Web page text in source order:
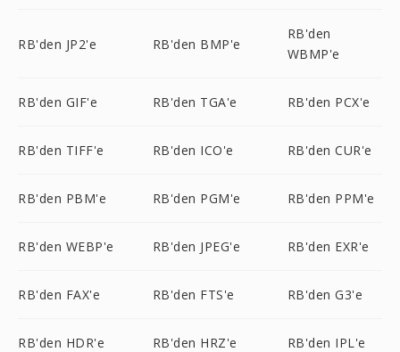
RB'den JP2'e RB'den BMP'e
RB'den
WBMP'e
RB'den GIF'e RB'den TGA'e RB'den PCX'e
RB'den TIFF'e RB'den ICO'e RB'den CUR'e
RB'den PBM'e RB'den PGM'e RB'den PPM'e
RB'den WEBP'e RB'den JPEG'e RB'den EXR'e
RB'den FAX'e RB'den FTS'e RB'den G3'e
RB'den HDR'e RB'den HRZ'e RB'den IPL'e